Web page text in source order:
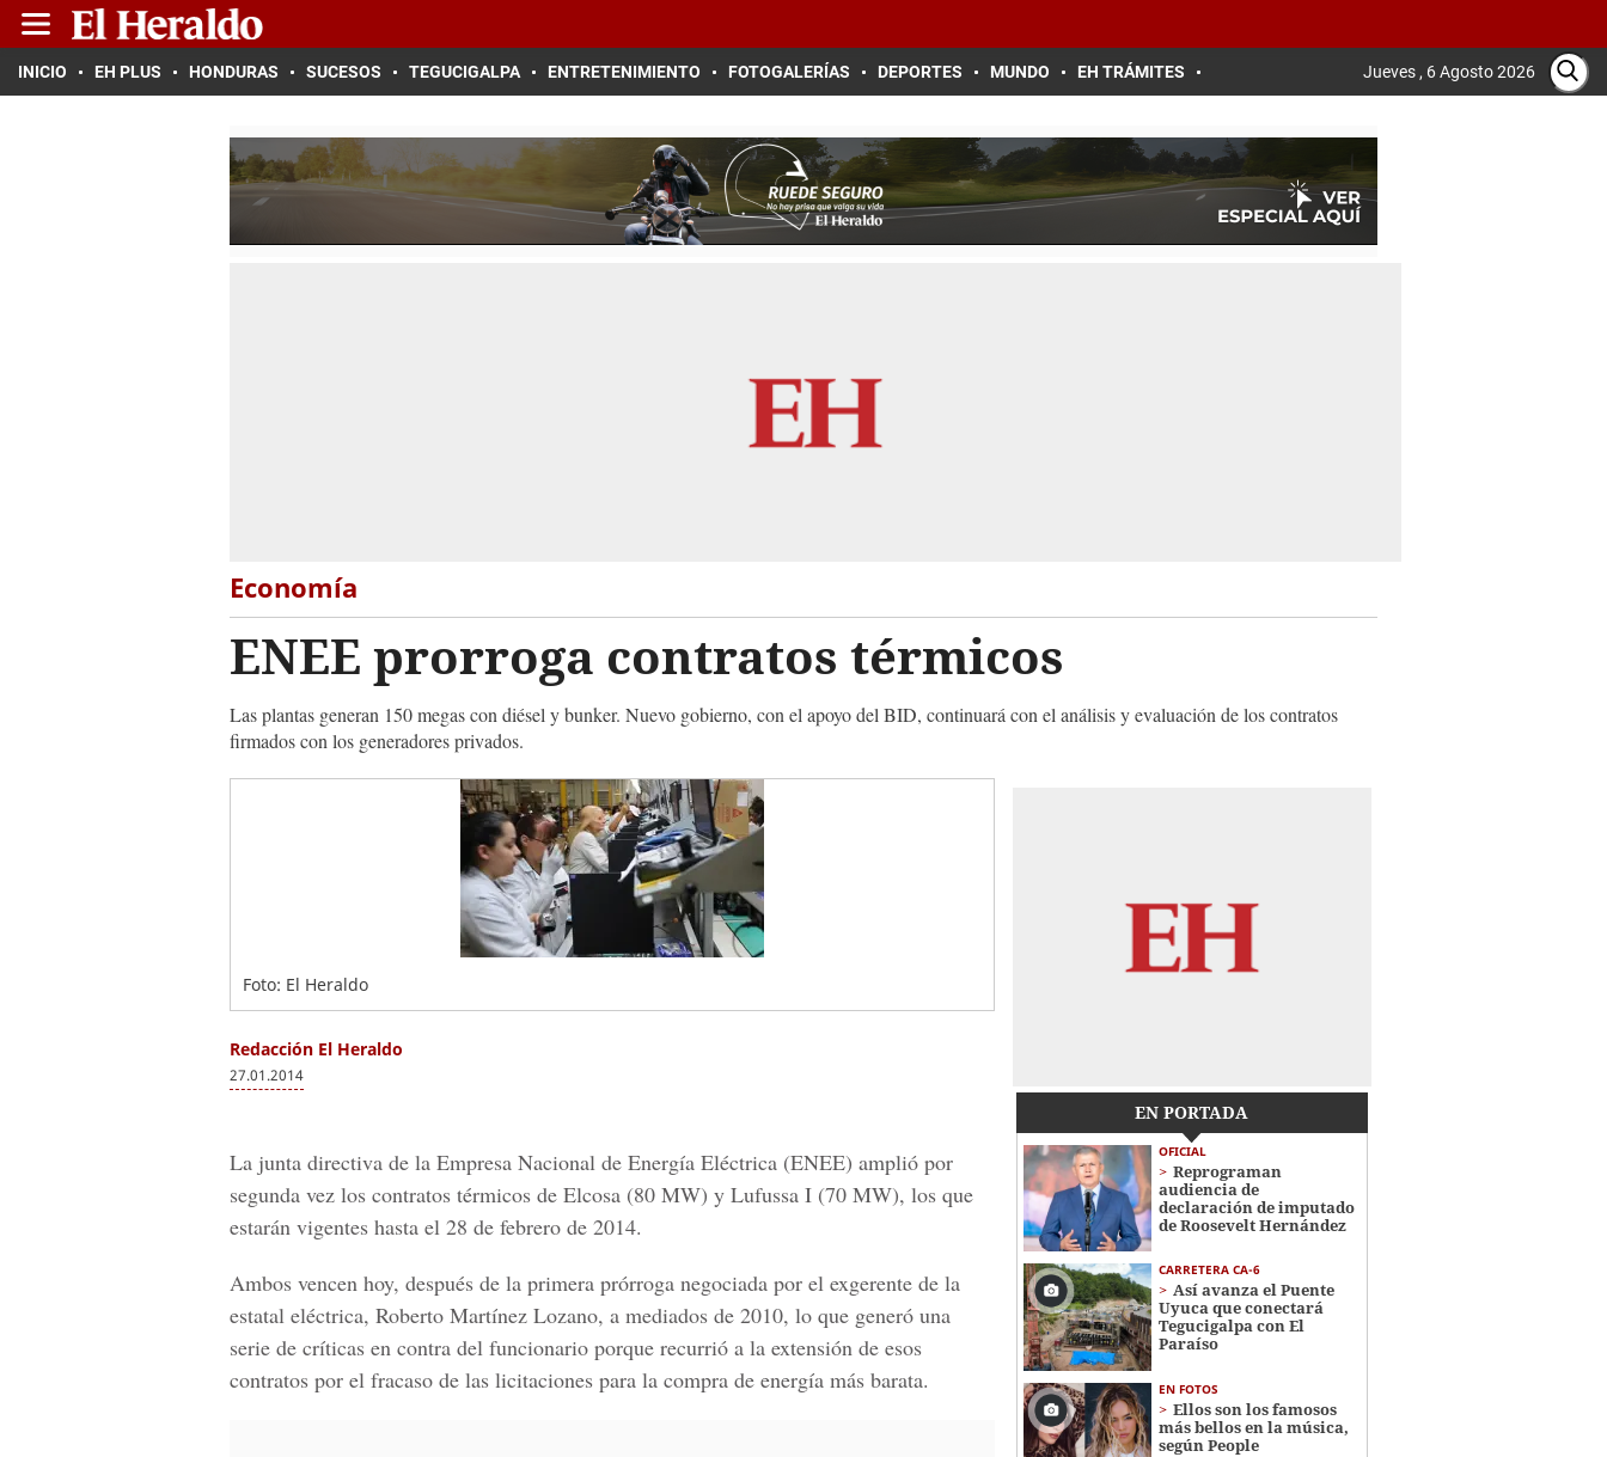
INICIO EH PLUS HONDURAS SUCESOS TEGUCIGALPA ENTRETENIMIENTO FOTOGALERÍAS DEPORTES MUNDO EH TRÁMITES Jueves , 6 Agosto 2026
Economía
ENEE prorroga contratos térmicos
Las plantas generan 150 megas con diésel y bunker. Nuevo gobierno, con el apoyo del BID, continuará con el análisis y evaluación de los contratos
firmados con los generadores privados.
Foto: El Heraldo
Redacción El Heraldo
27.01.2014
La junta directiva de la Empresa Nacional de Energía Eléctrica (ENEE) amplió por
segunda vez los contratos térmicos de Elcosa (80 MW) y Lufussa I (70 MW), los que
estarán vigentes hasta el 28 de febrero de 2014.
Ambos vencen hoy, después de la primera prórroga negociada por el exgerente de la
estatal eléctrica, Roberto Martínez Lozano, a mediados de 2010, lo que generó una
serie de críticas en contra del funcionario porque recurrió a la extensión de esos
contratos por el fracaso de las licitaciones para la compra de energía más barata.
EN PORTADA
OFICIAL
Reprograman
audiencia de
declaración de imputado
de Roosevelt Hernández
CARRETERA CA-6
Así avanza el Puente
Uyuca que conectará
Tegucigalpa con El
Paraíso
EN FOTOS
Ellos son los famosos
más bellos en la música,
según People